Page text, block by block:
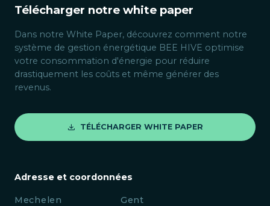
Télécharger notre white paper
Dans notre White Paper, découvrez comment notre
système de gestion énergétique BEE HIVE optimise
votre consommation d'énergie pour réduire
drastiquement les coûts et même générer des
revenus.
TÉLÉCHARGER WHITE PAPER
Adresse et coordonnées
Mechelen
Gent